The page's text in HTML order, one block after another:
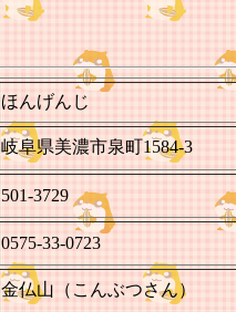
ほんげんじ
岐阜県美濃市泉町1584-3
501-3729
0575-33-0723
金仏山（こんぶつさん）